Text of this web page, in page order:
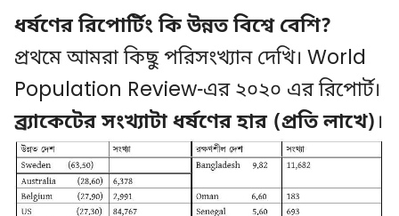
ধর্ষণের রিপোর্টিং কি উন্নত বিশ্বে বেশি?
প্রথমে আমরা কিছু পরিসংখ্যান দেখি। World
Population Review-এর ২০২০ এর রিপোর্ট।
ব্র্যাকেটের সংখ্যাটা ধর্ষণের হার (প্রতি লাখে) ।